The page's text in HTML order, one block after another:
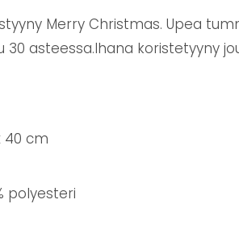
Merry Christmas. Upea
30 asteessa.Ihana koristetyyny
40 cm
polyesteri